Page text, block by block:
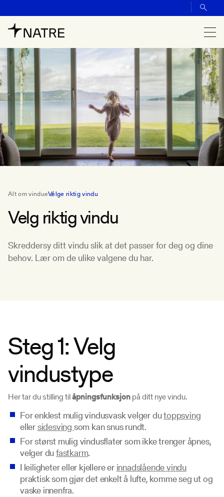
Alt om vindueVelge riktig vindu
Velg riktig vindu
Skreddersy ditt vindu slik at det passer for deg og dine
behov. Lær om de ulike valgene du har.
Steg 1: Velg
vindustype
Her tar du stilling tilåpningsfunksjonpå ditt nye vindu.
For enklest mulig vindusvask velger dutoppsving
ellersidesving som kan snus rundt.
For størst mulig vindusflater som ikke trenger åpnes,
velger dufastkarm.
I leiligheter eller kjellere er innadslående vindu
praktisk som gjør det enkelt å lufte, komme seg ut og
vaske innenfra.